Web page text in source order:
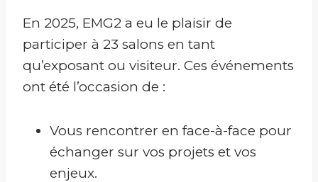
En 2025, EMG2 a eu le plaisir de
participer à 23 salons en tant
qu’exposant ou visiteur. Ces événements
ont été l’occasion de :
Vous rencontrer en face-à-face pour
échanger sur vos projets et vos
enjeux.